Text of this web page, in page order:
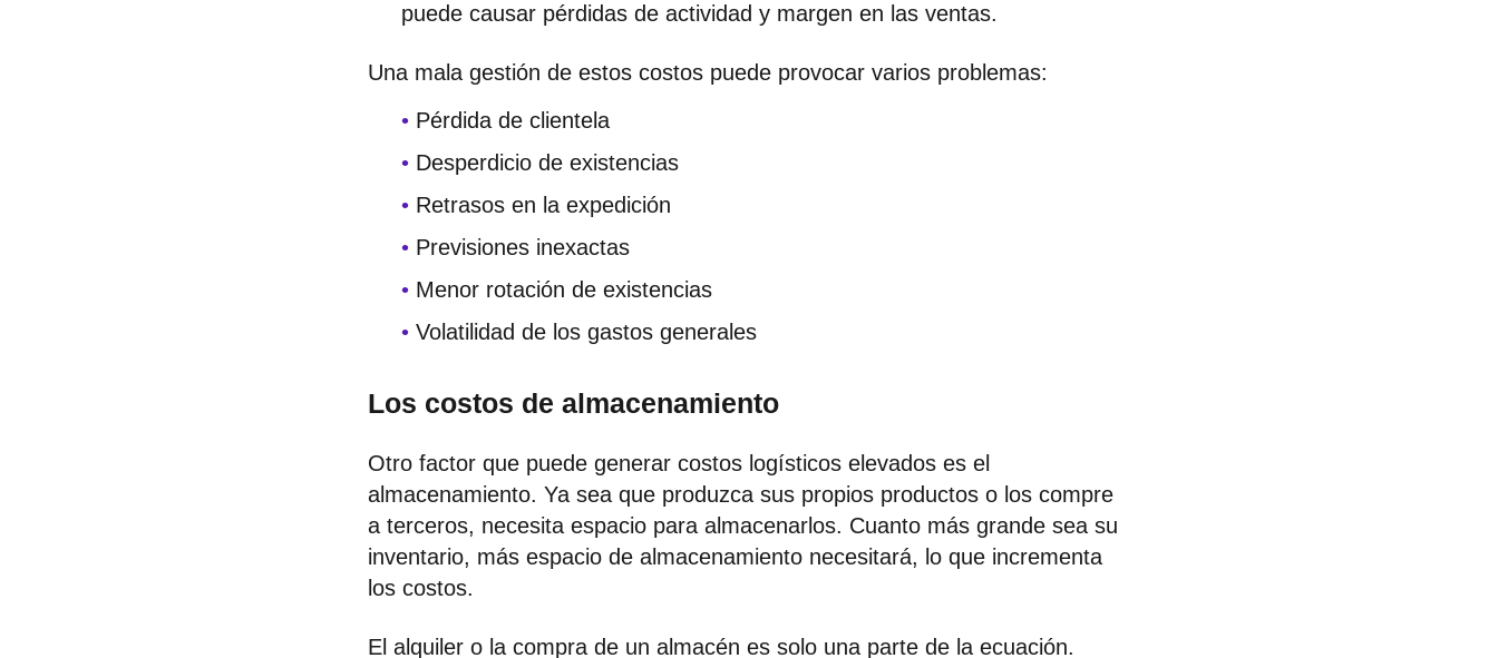
puede causar pérdidas de actividad y margen en las ventas.
Una mala gestión de estos costos puede provocar varios problemas:
Pérdida de clientela
Desperdicio de existencias
Retrasos en la expedición
Previsiones inexactas
Menor rotación de existencias
Volatilidad de los gastos generales
Los costos de almacenamiento
Otro factor que puede generar costos logísticos elevados es el
almacenamiento. Ya sea que produzca sus propios productos o los compre
a terceros, necesita espacio para almacenarlos. Cuanto más grande sea su
inventario, más espacio de almacenamiento necesitará, lo que incrementa
los costos.
El alquiler o la compra de un almacén es solo una parte de la ecuación.